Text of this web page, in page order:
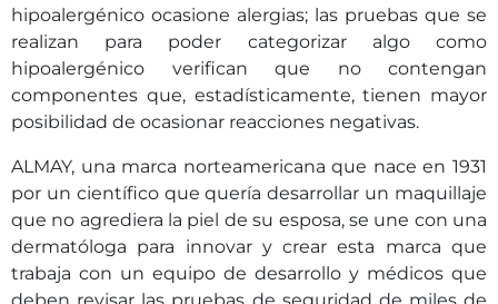
hipoalergénico ocasione alergias; las pruebas que se
realizan para poder categorizar algo como
hipoalergénico verifican que no contengan
componentes que, estadísticamente, tienen mayor
posibilidad de ocasionar reacciones negativas.
ALMAY, una marca norteamericana que nace en 1931
por un científico que quería desarrollar un maquillaje
que no agrediera la piel de su esposa, se une con una
dermatóloga para innovar y crear esta marca que
trabaja con un equipo de desarrollo y médicos que